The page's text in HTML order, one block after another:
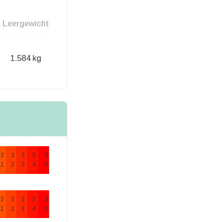
Leergewicht
1.584 kg
3
1
3
2
3
3
3
4
3
5
3
1
3
2
3
3
3
4
3
5